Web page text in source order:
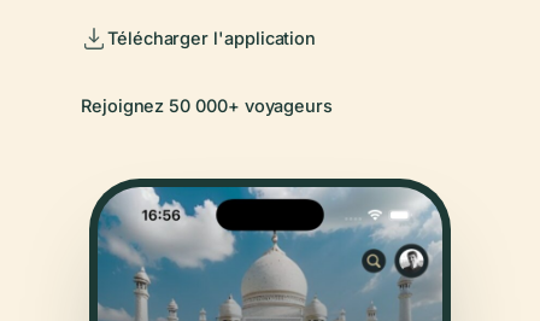
Télécharger l'application
Rejoignez 50 000+ voyageurs